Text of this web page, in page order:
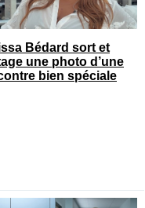
Bédard sort et
une photo d’une
bien spéciale